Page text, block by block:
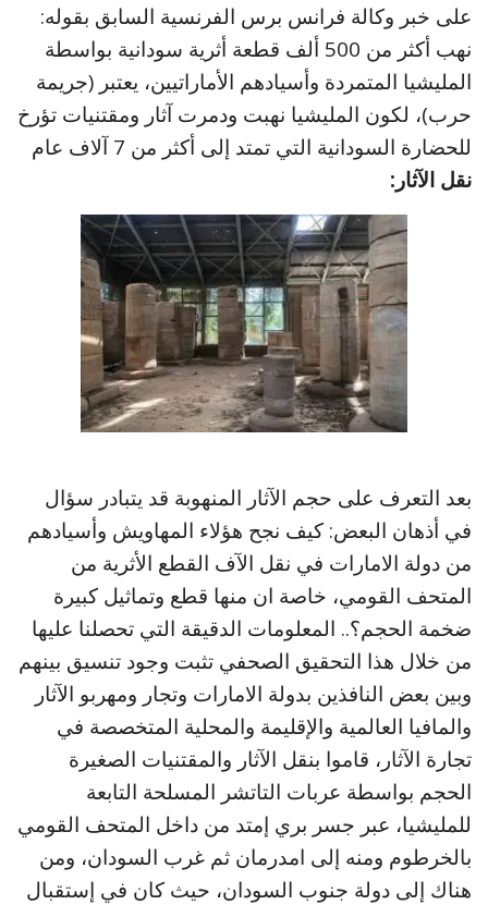
على خبر وكالة فرانس برس الفرنسية السابق بقوله:
نهب أكثر من 500 ألف قطعة أثرية سودانية بواسطة
المليشيا المتمردة وأسيادهم الأماراتيين، يعتبر (جريمة
حرب)، لكون المليشيا نهبت ودمرت آثار ومقتنيات تؤرخ
للحضارة السودانية التي تمتد إلى أكثر من 7 آلاف عام
نقل الآثار:
بعد التعرف على حجم الآثار المنهوبة قد يتبادر سؤال
في أذهان البعض: كيف نجح هؤلاء المهاويش وأسيادهم
من دولة الامارات في نقل الآف القطع الأثرية من
المتحف القومي، خاصة ان منها قطع وتماثيل كبيرة
ضخمة الحجم؟.. المعلومات الدقيقة التي تحصلنا عليها
من خلال هذا التحقيق الصحفي تثبت وجود تنسيق بينهم
وبين بعض النافذين بدولة الامارات وتجار ومهربو الآثار
والمافيا العالمية والإقليمة والمحلية المتخصصة في
تجارة الآثار، قاموا بنقل الآثار والمقتنيات الصغيرة
الحجم بواسطة عربات التاتشر المسلحة التابعة
للمليشيا، عبر جسر بري إمتد من داخل المتحف القومي
بالخرطوم ومنه إلى امدرمان ثم غرب السودان، ومن
هناك إلى دولة جنوب السودان، حيث كان في إستقبال